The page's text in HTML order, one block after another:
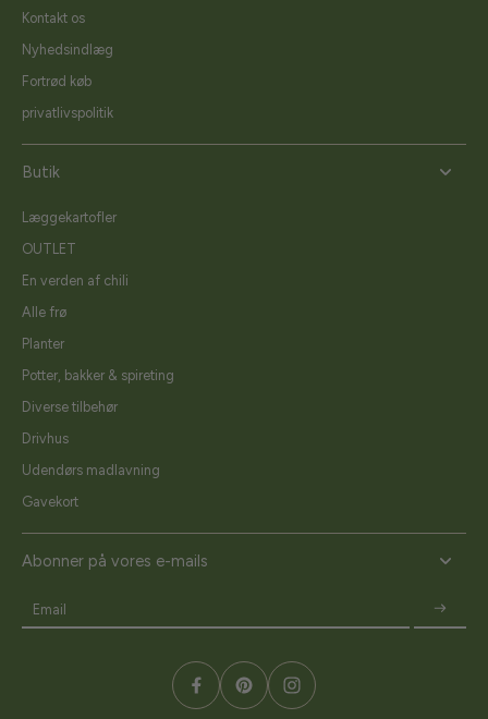
Kontakt os
Nyhedsindlæg
Fortrød køb
privatlivspolitik
Butik
Læggekartofler
OUTLET
En verden af chili
Alle frø
Planter
Potter, bakker & spireting
Diverse tilbehør
Drivhus
Udendørs madlavning
Gavekort
Abonner på vores e-mails
Email